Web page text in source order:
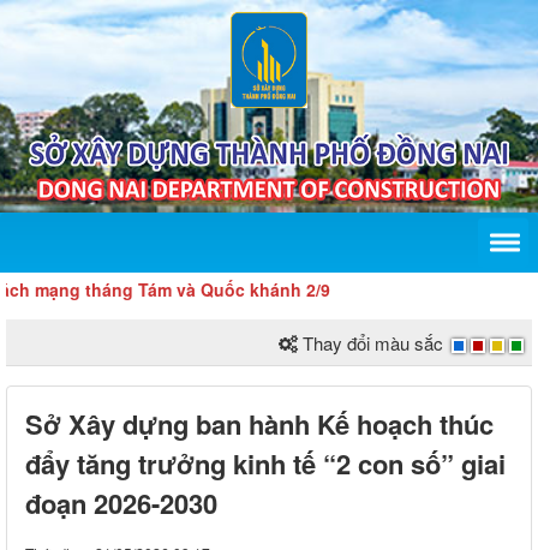
Tám và Quốc khánh 2/9
Thay đổi màu sắc
Sở Xây dựng ban hành Kế hoạch thúc
đẩy tăng trưởng kinh tế “2 con số” giai
đoạn 2026-2030